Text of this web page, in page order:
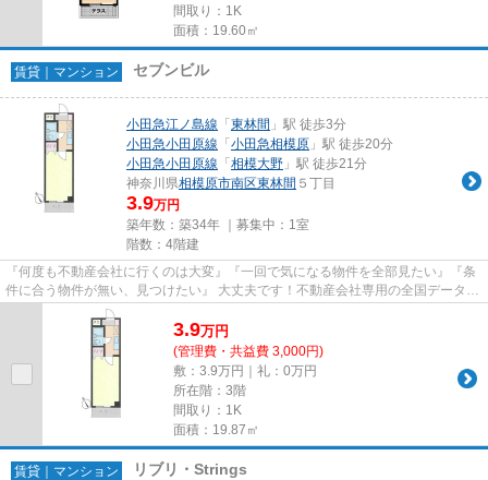
間取り：1K
面積：19.60㎡
賃貸｜マンション セブンビル
小田急江ノ島線 「 東林間 」駅 徒歩3分
小田急小田原線 「 小田急相模原 」駅 徒歩20分
小田急小田原線 「 相模大野 」駅 徒歩21分
神奈川県相模原市南区東林間 ５丁目
3.9万円
築年数：築34年 ｜募集中： 1室
階数：4階建
『何度も不動産会社に行くのは大変』『一回で気になる物件を全部見たい』『条
件に合う物件が無い、見つけたい』 大丈夫です！不動産会社専用の全国データベ
ースを利用して、エリアを問...
3.9万円
(管理費・共益費 3,000円)
敷：3.9万円｜礼：0万円
所在階：3階
間取り：1K
面積：19.87㎡
賃貸｜マンション リブリ・Strings